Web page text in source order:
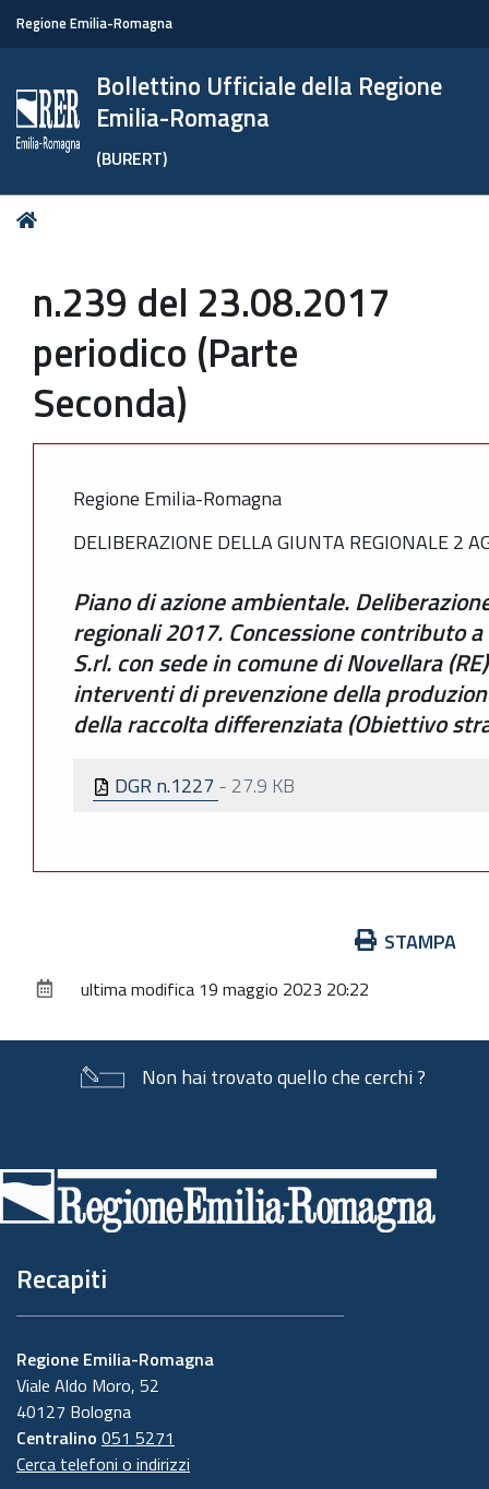
Regione Emilia-Romagna
Bollettino Ufficiale della Regione
Emilia-Romagna
(BURERT)
Tu
n.239 del 23.08.2017
periodico (Parte
Seconda)
Regione Emilia-Romagna
DELIBERAZIONE DELLA GIUNTA REGIONALE 2
Piano di azione ambientale.
regionali 2017. Concessione contributo
S.rl. con sede in comune di Novellara
interventi di prevenzione della
della raccolta differenziata (Obiettivo
DGR n.1227- 27.9 KB
documento
STAMPA
ultima modifica 19 maggio 2023 20:22
Non hai trovato quello che cerchi ?
di
pagina
Recapiti
Regione Emilia-Romagna
Viale Aldo Moro, 52
40127 Bologna
Centralino 051 5271
Cerca telefoni o indirizzi